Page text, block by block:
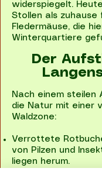
widerspiegelt.
Stollen als zuhause
Fledermäuse, die
Winterquartiere
Der
Nach einem steilen
die Natur mit einer
Waldzone:
Verrottete
von Pilzen und
liegen herum.